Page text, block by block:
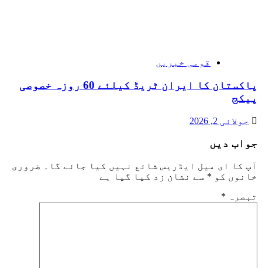
قومی خبریں
پاکستان کا ایران ٹریڈ کیلئے 60 روزہ خصوصی
پیکج
جولائی 2, 2026
جواب دیں
آپ کا ای میل ایڈریس شائع نہیں کیا جائے گا۔
ضروری
خانوں کو * سے نشان زد کیا گیا ہے
تبصرہ *